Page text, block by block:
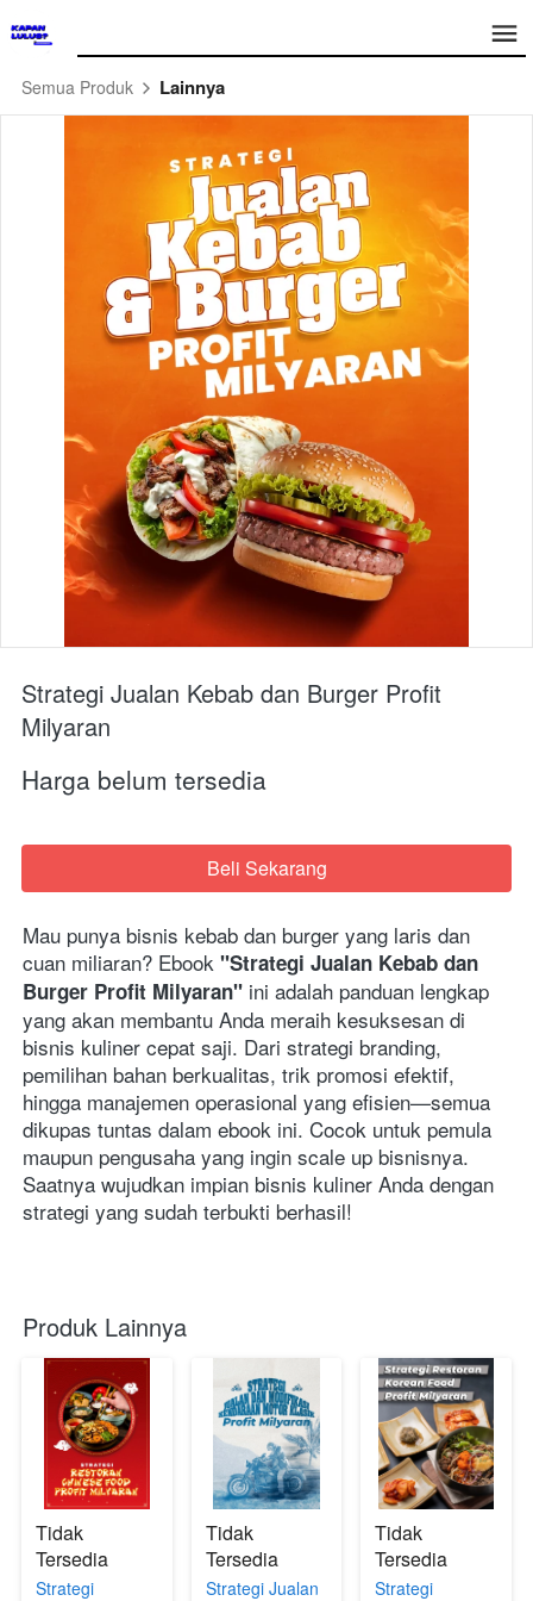
Semua Produk Lainnya
Strategi Jualan Kebab dan Burger Profit
Milyaran
Harga belum tersedia
`Beli Sekarang
Mau punya bisnis kebab dan burger yang laris dan
cuan miliaran? Ebook "Strategi Jualan Kebab dan
Burger Profit Milyaran" ini adalah panduan lengkap
yang akan membantu Anda meraih kesuksesan di
bisnis kuliner cepat saji. Dari strategi branding,
pemilihan bahan berkualitas, trik promosi efektif,
hingga manajemen operasional yang efisien—semua
dikupas tuntas dalam ebook ini. Cocok untuk pemula
maupun pengusaha yang ingin scale up bisnisnya.
Saatnya wujudkan impian bisnis kuliner Anda dengan
strategi yang sudah terbukti berhasil!
Produk Lainnya
Tidak
Tersedia
Strategi
Tidak
Tersedia
Strategi Jualan
Tidak
Tersedia
Strategi